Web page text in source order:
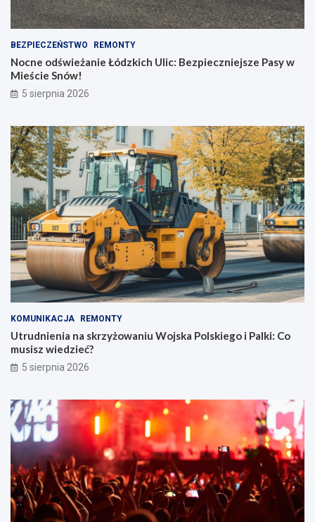
BEZPIECZEŃSTWO REMONTY
Nocne odświeżanie Łódzkich Ulic: Bezpieczniejsze Pasy w
Mieście Snów!
5 sierpnia 2026
KOMUNIKACJA REMONTY
Utrudnienia na skrzyżowaniu Wojska Polskiego i Palki: Co
musisz wiedzieć?
5 sierpnia 2026